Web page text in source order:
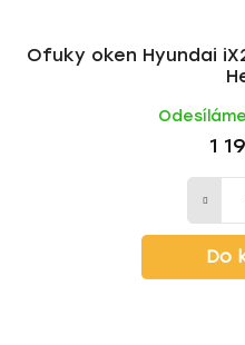
Ofuky oken Hyundai
1
Do